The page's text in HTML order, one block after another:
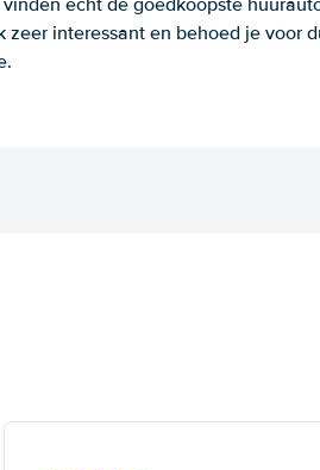
echt de goedkoopste
zeer interessant en behoed je voor